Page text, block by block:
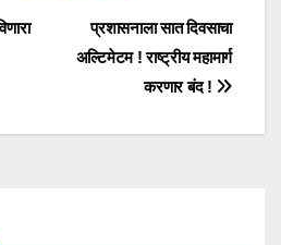
प्रशासनाला सात दिवसाचा
अल्टिमेटम ! राष्ट्रीय महामार्ग
करणार बंद !